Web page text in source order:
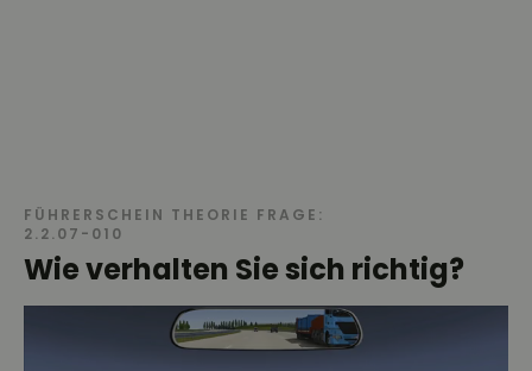
Wie verhalten Sie sich richtig?
FÜHRERSCHEIN THEORIE FRAGE:
2.2.07-010